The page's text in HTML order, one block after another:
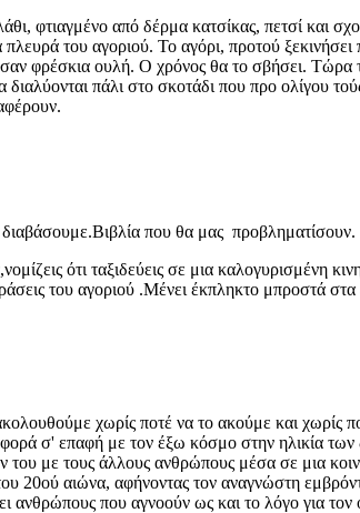
φτιαγμένο από δέρμα κατσίκας, πετσί και
του αγοριού. Το αγόρι, προτού
φρέσκια ουλή. Ο χρόνος θα το σβήσει. Τώρα
πάλι στο σκοτάδι που προ ολίγου
διαβάσουμε.Βιβλία που θα μας προβληματίσουν.
ότι ταξιδεύεις σε μια καλογυρισμένη
του αγοριού .Μένει έκπληκτο μπροστά
χωρίς ποτέ να το ακούμε και
σ' επαφή με τον έξω κόσμο στην ηλικία
με τους άλλους ανθρώπους μέσα σε μια
20ού αιώνα, αφήνοντας τον αναγνώστη
ανθρώπους που αγνοούν ως και το λόγο για τον